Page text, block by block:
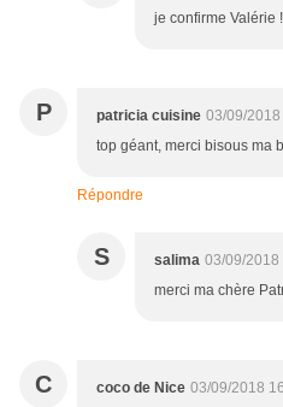
je confirme Valérie
P patricia cuisine 03/09/
top géant, merci bisous ma
Répondre
S salima 03/09/2018
merci ma chère
C coco de Nice 03/09/2018